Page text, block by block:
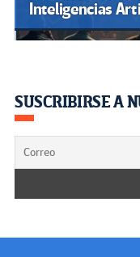
Inteligencias
SUSCRIBIRSE A